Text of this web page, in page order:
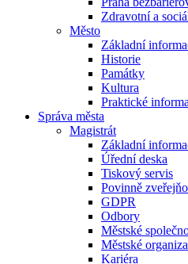
Zdravotní a
Město
Základní
Historie
Památky
Kultura
Praktické
Správa města
Magistrát
Základní
Úřední deska
Tiskový servis
Povinně
GDPR
Odbory
Městské
Městské
Kariéra